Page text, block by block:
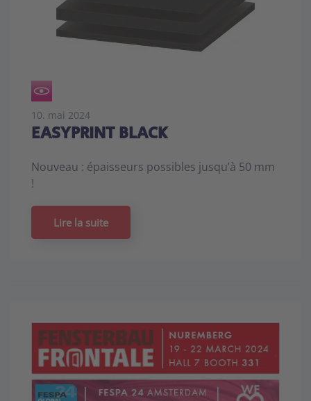
10. mai 2024
EASYPRINT BLACK
Nouveau : épaisseurs possibles jusqu’à 50 mm
!
Lire la suite